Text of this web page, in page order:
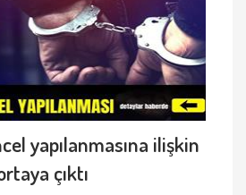
yapılanmasına ilişkin
çıktı